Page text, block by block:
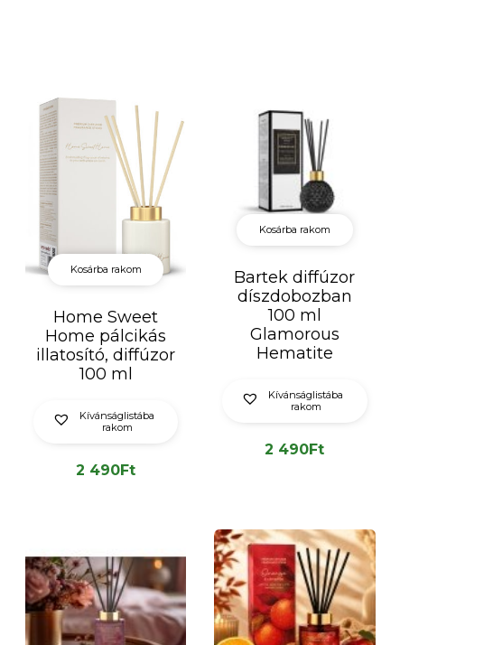
Kosárba rakom
Home Sweet
Home pálcikás
illatosító, diffúzor
100 ml
Kívánságlistába
rakom
2 490Ft
Kosárba rakom
Bartek diffúzor
díszdobozban
100 ml
Glamorous
Hematite
Kívánságlistába
rakom
2 490Ft